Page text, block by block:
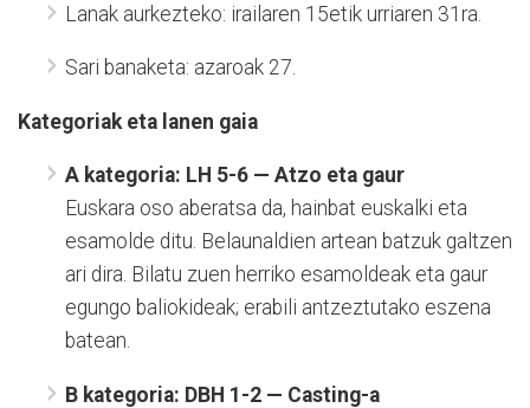
Lanak aurkezteko: irailaren 15etik urriaren 31ra.
Sari banaketa: azaroak 27.
Kategoriak eta lanen gaia
A kategoria: LH 5-6 — Atzo eta gaur
Euskara oso aberatsa da, hainbat euskalki eta
esamolde ditu. Belaunaldien artean batzuk galtzen
ari dira. Bilatu zuen herriko esamoldeak eta gaur
egungo baliokideak; erabili antzeztutako eszena
batean.
B kategoria: DBH 1-2 — Casting-a